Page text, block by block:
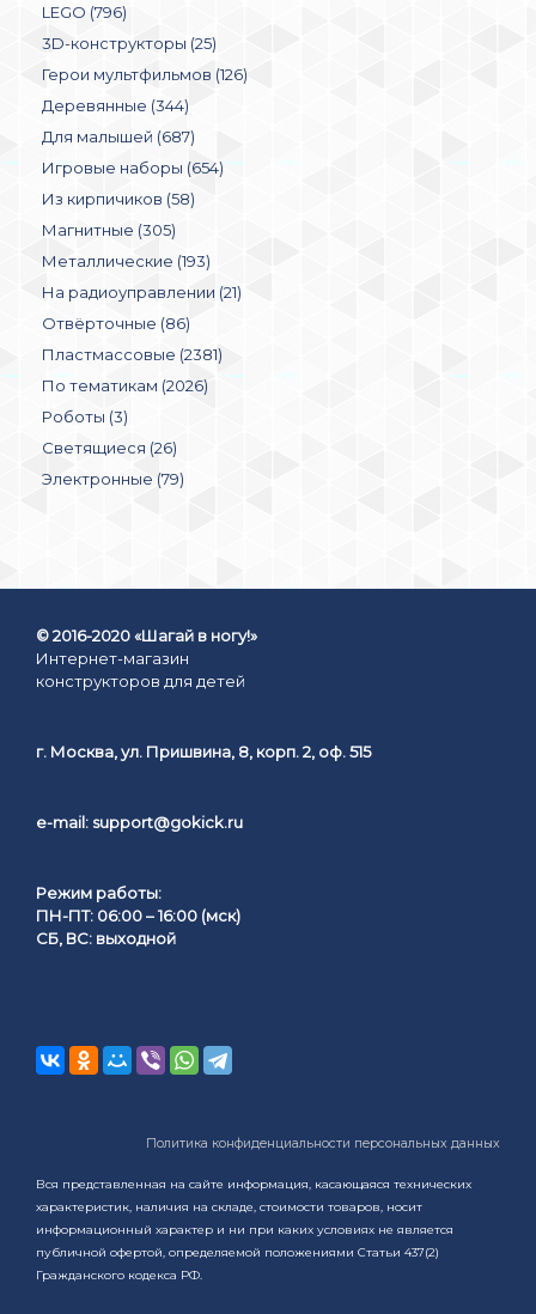
LEGO (796)
3D-конструкторы (25)
Герои мультфильмов (126)
Деревянные (344)
Для малышей (687)
Игровые наборы (654)
Из кирпичиков (58)
Магнитные (305)
Металлические (193)
На радиоуправлении (21)
Отвёрточные (86)
Пластмассовые (2381)
По тематикам (2026)
Роботы (3)
Светящиеся (26)
Электронные (79)
© 2016-2020 «Шагай в ногу!»
Интернет-магазин
конструкторов для детей
г. Москва, ул. Пришвина, 8, корп. 2, оф. 515
e-mail: support@gokick.ru
Режим работы:
ПН-ПТ: 06:00 – 16:00 (мск)
СБ, ВС: выходной
Политика конфиденциальности персональных данных
Вся представленная на сайте информация, касающаяся технических
характеристик, наличия на складе, стоимости товаров, носит
информационный характер и ни при каких условиях не является
публичной офертой, определяемой положениями Статьи 437(2)
Гражданского кодекса РФ.